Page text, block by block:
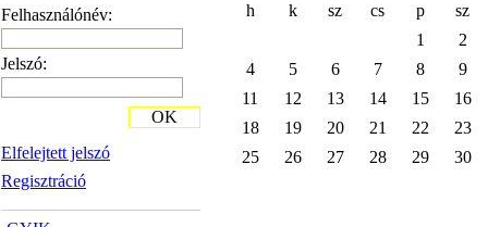
Felhasználónév:
Jelszó:
Elfelejtett jelszó
Regisztráció
OK
h
k sz cs p
sz
1
2
4
5 6 7 8
9
11
12 13 14 15
16
18
19 20 21 22
23
25
26 27 28 29 30